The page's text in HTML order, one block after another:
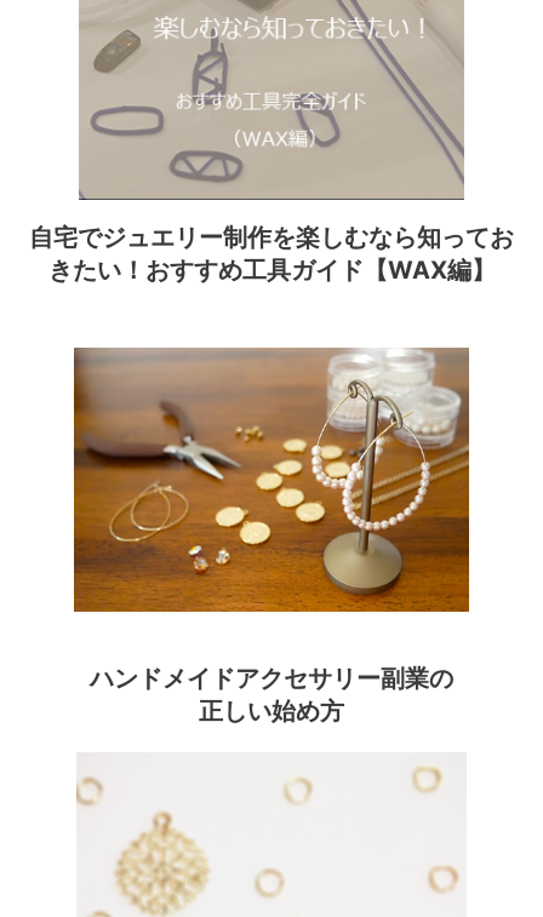
自宅でジュエリー制作を楽しむなら知ってお
きたい！おすすめ工具ガイド【WAX編】
ハンドメイドアクセサリー副業の
正しい始め方